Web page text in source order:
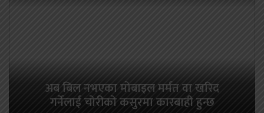
अब बिल नभएका मोबाइल मर्मत वा खरिद
गर्नेलाई चोरीको कसुरमा कारबाही हुन्छ